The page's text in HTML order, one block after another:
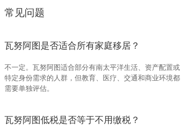
常见问题
瓦努阿图是否适合所有家庭移居？
不一定。瓦努阿图适合部分有南太平洋生活、资产配置或
特定身份需求的人群，但教育、医疗、交通和商业环境都
需要单独评估。
瓦努阿图低税是否等于不用缴税？